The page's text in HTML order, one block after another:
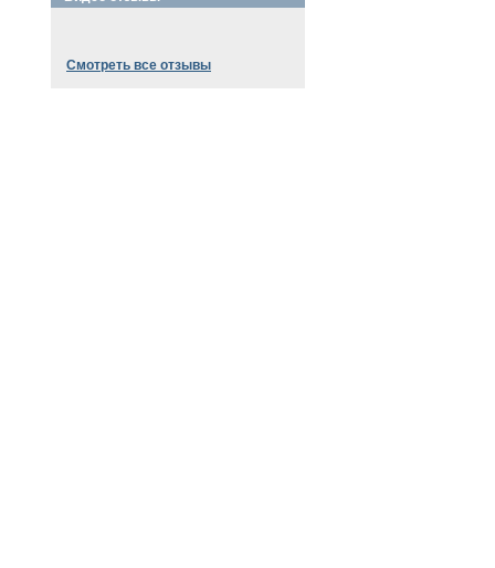
Смотреть все отзывы